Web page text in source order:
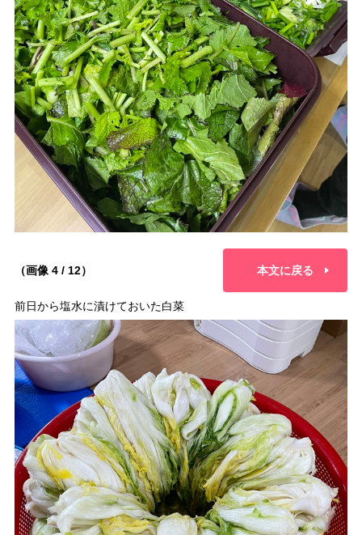
（画像 4 / 12） 本文に戻る
前日から塩水に漬けておいた白菜